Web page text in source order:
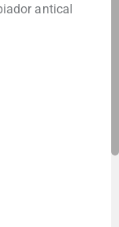
antical